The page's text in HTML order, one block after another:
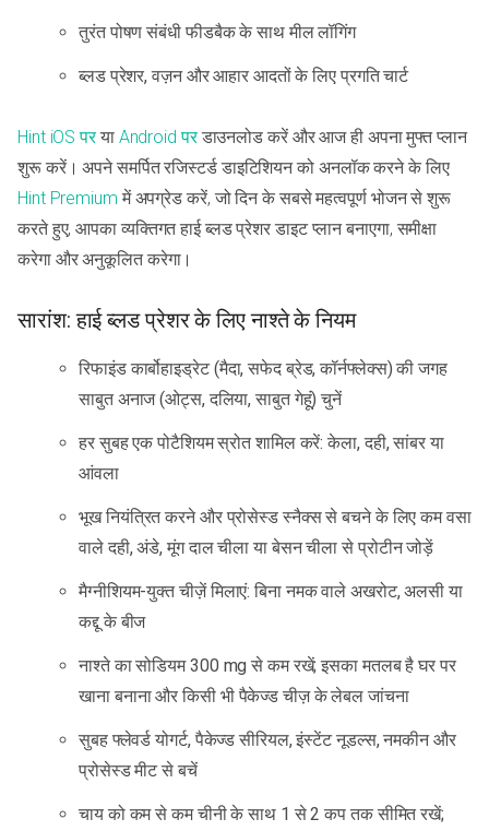
तुरंत पोषण संबंधी फीडबैक के साथ मील लॉगिंग
ब्लड प्रेशर, वज़न और आहार आदतों के लिए प्रगति चार्ट
Hint iOS परया Android परडाउनलोड करें और आज ही अपना मुफ्त प्लान
शुरू करें। अपने समर्पित रजिस्टर्ड डाइटिशियन को अनलॉक करने के लिए
Hint Premium में अपग्रेड करें, जो दिन के सबसे महत्वपूर्ण भोजन से शुरू
करते हुए, आपका व्यक्तिगत हाई ब्लड प्रेशर डाइट प्लान बनाएगा, समीक्षा
करेगा और अनुकूलित करेगा।
सारांश: हाई ब्लड प्रेशर के लिए नाश्ते के नियम
रिफाइंड कार्बोहाइड्रेट (मैदा, सफेद ब्रेड, कॉर्नफ्लेक्स) की जगह
साबुत अनाज (ओट्स, दलिया, साबुत गेहूं) चुनें
हर सुबह एक पोटैशियम स्रोत शामिल करें: केला, दही, सांबर या
आंवला
भूख नियंत्रित करने और प्रोसेस्ड स्नैक्स से बचने के लिए कम वसा
वाले दही, अंडे, मूंग दाल चीला या बेसन चीला से प्रोटीन जोड़ें
मैग्नीशियम-युक्त चीज़ें मिलाएं: बिना नमक वाले अखरोट, अलसी या
कद्दू के बीज
नाश्ते का सोडियम 300 mg से कम रखें; इसका मतलब है घर पर
खाना बनाना और किसी भी पैकेज्ड चीज़ के लेबल जांचना
सुबह फ्लेवर्ड योगर्ट, पैकेज्ड सीरियल, इंस्टेंट नूडल्स, नमकीन और
प्रोसेस्ड मीट से बचें
चाय को कम से कम चीनी के साथ 1 से 2 कप तक सीमित रखें;